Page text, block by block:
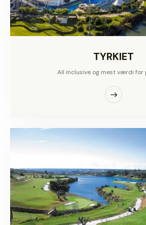
TYRKIET
All inclusive og mest værdi for